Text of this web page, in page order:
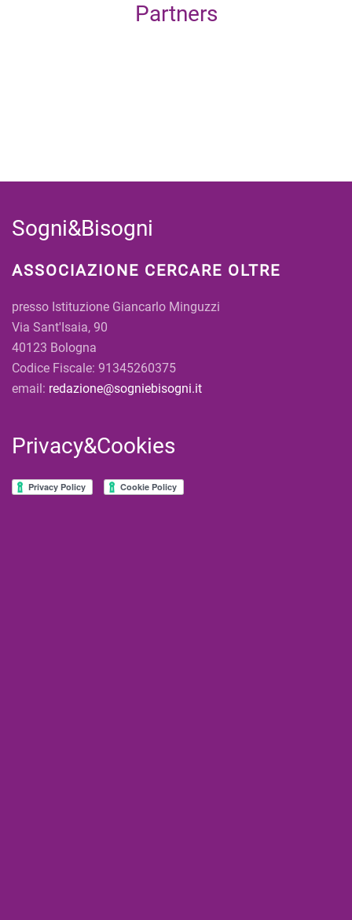
Partners
Sogni&Bisogni
ASSOCIAZIONE CERCARE OLTRE
presso Istituzione Giancarlo Minguzzi
Via Sant'Isaia, 90
40123 Bologna
Codice Fiscale: 91345260375
email: redazione@sogniebisogni.it
Privacy&Cookies